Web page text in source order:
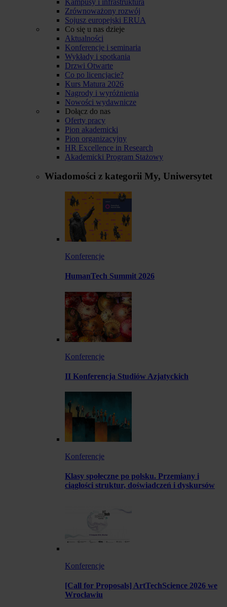
Zrównoważony rozwój
Sojusz europejski ERUA
Co się u nas dzieje
Aktualności
Konferencje i seminaria
Wykłady i spotkania
Drzwi Otwarte
Co po licencjacie?
Kurs Matura 2026
Nagrody i wyróżnienia
Nowości wydawnicze
Dołącz do nas
Oferty pracy
Pion akademicki
Pion organizacyjny
HR Excellence in Research
Akademicki Program Stażowy
Wiadomości z kategorii My, Uniwersytet
Konferencje
HumanTech Summit 2026
Konferencje
II Konferencja Studiów Azjatyckich
Konferencje
Klasy społeczne po polsku. Przemiany i
ciągłości struktur, doświadczeń i dyskursów
Konferencje
[Call for Proposals] ArtTechScience 2026 we
Wrocławiu